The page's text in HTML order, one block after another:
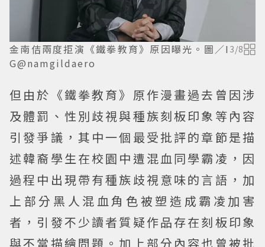
金南佶兩度拒演《鐵拳教育》原因曝光。圖／I
G@namgildaero
3/8
但由於《鐵拳教育》原作漫畫過去曾因涉
及體罰、性別歧視與種族刻板印象等內容
引發爭議，其中一個最受批評的章節是描
述韓裔學生在校園中遭混血同學霸凌，因
過程中出現帶有種族歧視意味的言語，加
上部分黑人混血角色被塑造成霸凌加害
者，引發不少讀者質疑作品存在刻板印象
與不當描繪問題。加上部分內容也曾被批